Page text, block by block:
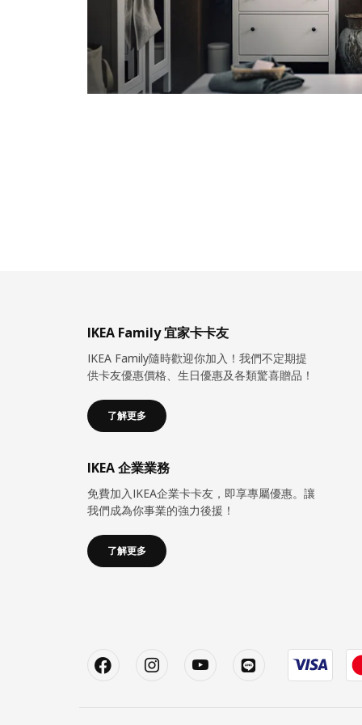
IKEA Family 宜家卡卡友
IKEA Family隨時歡迎你加入！我們不定期提
供卡友優惠價格、生日優惠及各類驚喜贈品！
了解更多
IKEA 企業業務
免費加入IKEA企業卡卡友，即享專屬優惠。讓
我們成為你事業的強力後援！
了解更多